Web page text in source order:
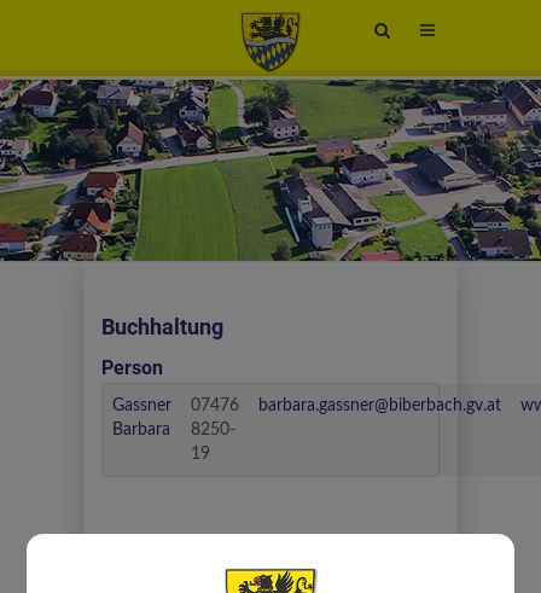
Site
toggle
Buchhaltung
Person
Gassner
Barbara
07476
8250-
19
barbara.gassner@biberbach.gv.at